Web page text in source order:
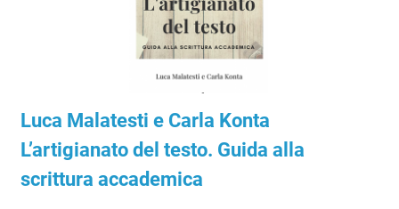
Luca Malatesti e Carla Konta
L’artigianato del testo. Guida alla
scrittura accademica